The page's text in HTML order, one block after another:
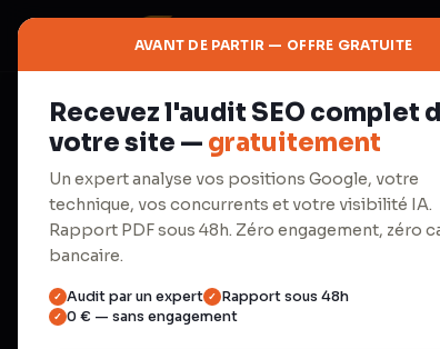
AVANT DE PARTIR — OFFRE GRATUITE
Recevez l'audit SEO complet
votre site — gratuitement
Un expert analyse vos positions Google, votre
technique, vos concurrents et votre visibilité IA.
Rapport PDF sous 48h. Zéro engagement, zéro
bancaire.
✓ Audit par un expert ✓ Rapport sous 48h
✓ 0 € — sans engagement
⚡ Productivité
Make.com, agents IA,